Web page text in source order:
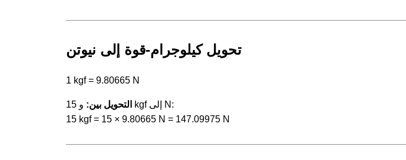
تحويل كيلوجرام-قوة إلى نيوتن
1 kgf = 9.80665 N
التحويل بين:
و 15 kgf إلى N:
15 kgf = 15 × 9.80665 N = 147.09975 N